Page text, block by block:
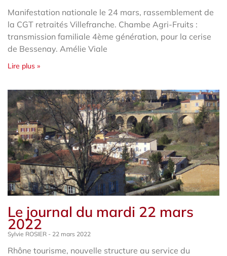
Manifestation nationale le 24 mars, rassemblement de
la CGT retraités Villefranche. Chambe Agri-Fruits :
transmission familiale 4ème génération, pour la cerise
de Bessenay. Amélie Viale
Lire plus »
Le journal du mardi 22 mars
2022
Sylvie ROSIER 22 mars 2022
Rhône tourisme, nouvelle structure au service du